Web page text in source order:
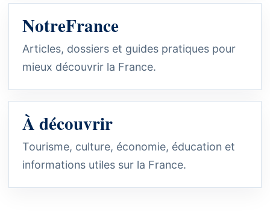
NotreFrance
Articles, dossiers et guides pratiques pour
mieux découvrir la France.
À découvrir
Tourisme, culture, économie, éducation et
informations utiles sur la France.